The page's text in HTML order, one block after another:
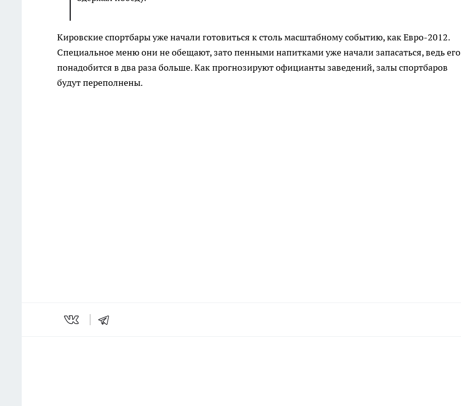
Кировские спортбары уже начали готовиться к столь масштабному событию, как Евро-2012.
Специальное меню они не обещают, зато пенными напитками уже начали запасаться, ведь его
понадобится в два раза больше. Как прогнозируют официанты заведений, залы спортбаров
будут переполнены.